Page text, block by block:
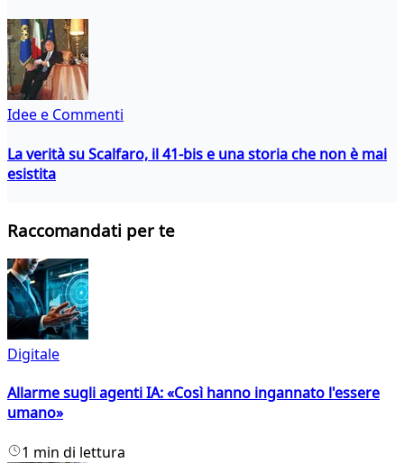
Idee e Commenti
La verità su Scalfaro, il 41-bis e una storia che non è mai
esistita
Raccomandati per te
Digitale
Allarme sugli agenti IA: «Così hanno ingannato l'essere
umano»
1 min di lettura